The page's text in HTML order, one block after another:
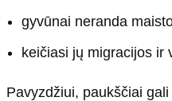
gyvūnai neranda
keičiasi jų migracijos ir
Pavyzdžiui, paukščiai